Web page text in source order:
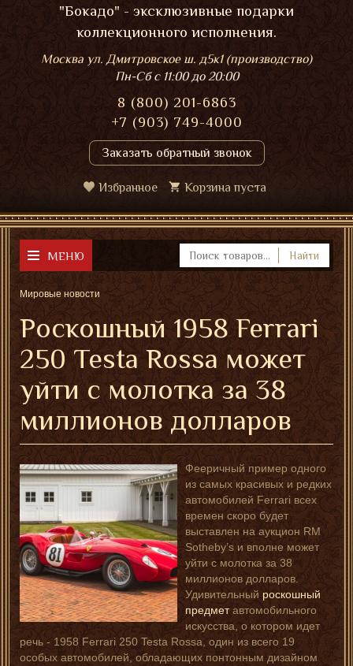
"Бокадо" - эксклюзивные подарки
коллекционного исполнения.
Москва ул. Дмитровское ш. д5к1 (производство)
Пн-Сбс 11:00 до 20:00
8 (800) 201-6863
+7 (903) 749-4000
Заказать обратный звонок
Избранное Корзина пуста
МЕНЮ Найти
Мировые новости
Роскошный 1958 Ferrari
250 Testa Rossa может
уйти с молотка за 38
миллионов долларов
Фееричный пример одного
из самых красивых и редких
автомобилей Ferrari всех
времен скоро будет
выставлен на аукцион RM
Sotheby’s и вполне может
уйти с молотка за 38
миллионов долларов.
Удивительныйроскошный
предметавтомобильного
искусства, о котором идет
речь - 1958 Ferrari 250 Testa Rossa, один из всего 19
особых автомобилей, обладающих понтонным дизайном